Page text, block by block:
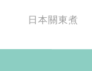
日本關東煮